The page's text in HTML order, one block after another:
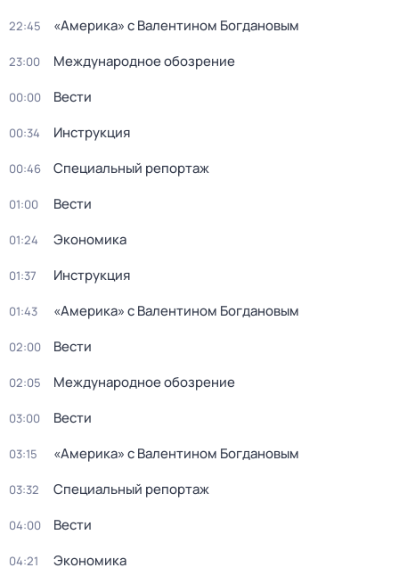
22:45 «Америка» с Валентином Богдановым
23:00 Международное обозрение
00:00 Вести
00:34 Инструкция
00:46 Специальный репортаж
01:00 Вести
01:24 Экономика
01:37 Инструкция
01:43 «Америка» с Валентином Богдановым
02:00 Вести
02:05 Международное обозрение
03:00 Вести
03:15 «Америка» с Валентином Богдановым
03:32 Специальный репортаж
04:00 Вести
04:21 Экономика